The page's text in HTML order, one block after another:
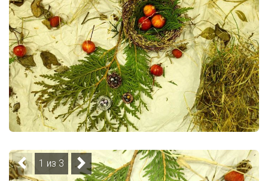
1 из 3